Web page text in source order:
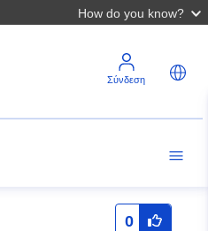
How do you know?
Σύνδεση
0